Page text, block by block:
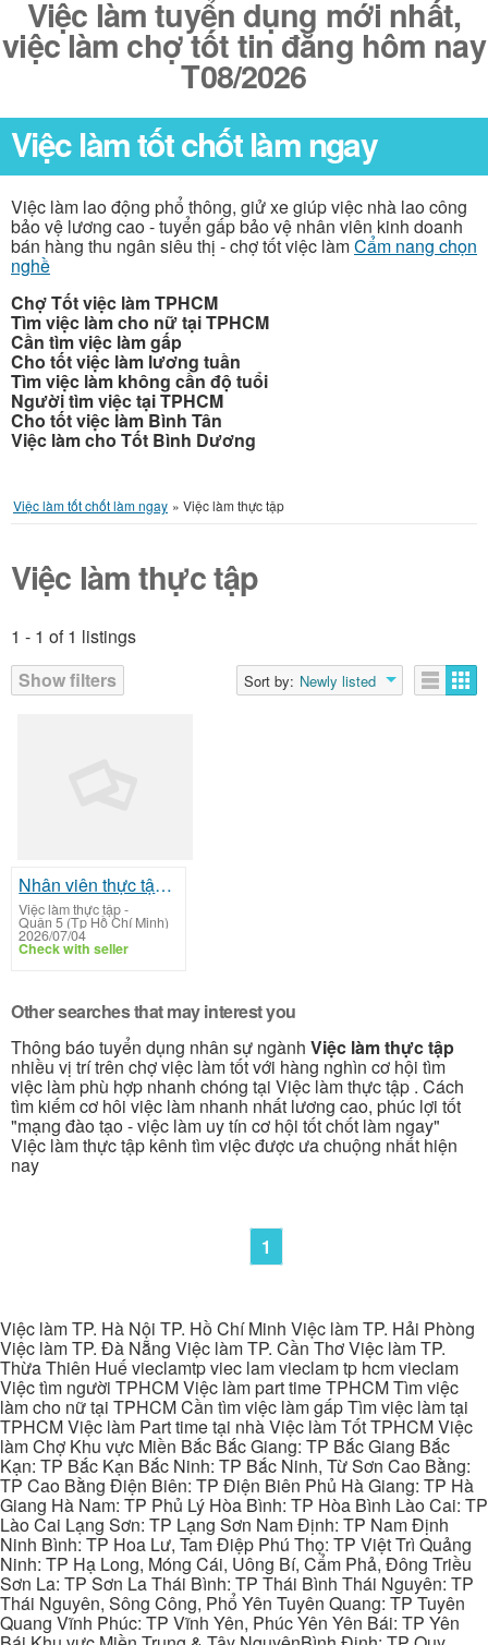
Việc làm tuyển dụng mới nhất,
việc làm chợ tốt tin đăng hôm nay
T08/2026
Việc làm tốt chốt làm ngay
Việc làm lao động phổ thông, giử xe giúp việc nhà lao công
bảo vệ lương cao - tuyển gấp bảo vệ nhân viên kinh doanh
bán hàng thu ngân siêu thị - chợ tốt việc làmCẩm nang chọn
nghề
Chợ Tốt việc làm TPHCM
Tìm việc làm cho nữ tại TPHCM
Cần tìm việc làm gấp
Cho tốt việc làm lương tuần
Tìm việc làm không cần độ tuổi
Người tìm việc tại TPHCM
Cho tốt việc làm Bình Tân
Việc làm cho Tốt Bình Dương
Việc làm tốt chốt làm ngay » Việc làm thực tập
Việc làm thực tập
1 - 1 of 1 listings
Show filters
Sort by: Newly listed
Listings
Nhân viên thực tập kinh doanh
Việc làm thực tập-
Quận 5 (Tp Hồ Chí Minh)
2026/07/04
Check with seller
Other searches that may interest you
Thông báo tuyển dụng nhân sự ngành Việc làm thực tập
nhiều vị trí trên chợ việc làm tốt với hàng nghìn cơ hội tìm
việc làm phù hợp nhanh chóng tại Việc làm thực tập . Cách
tìm kiếm cơ hôi việc làm nhanh nhất lương cao, phúc lợi tốt
"mạng đào tạo - việc làm uy tín cơ hội tốt chốt làm ngay"
Việc làm thực tập kênh tìm việc được ưa chuộng nhất hiện
nay
1
Việc làm TP. Hà Nội TP. Hồ Chí Minh Việc làm TP. Hải Phòng
Việc làm TP. Đà Nẵng Việc làm TP. Cần Thơ Việc làm TP.
Thừa Thiên Huế vieclamtp viec lam vieclam tp hcm vieclam
Việc tìm người TPHCM Việc làm part time TPHCM Tìm việc
làm cho nữ tại TPHCM Cần tìm việc làm gấp Tìm việc làm tại
TPHCM Việc làm Part time tại nhà Việc làm Tốt TPHCM Việc
làm Chợ Khu vực Miền Bắc Bắc Giang: TP Bắc Giang Bắc
Kạn: TP Bắc Kạn Bắc Ninh: TP Bắc Ninh, Từ Sơn Cao Bằng:
TP Cao Bằng Điện Biên: TP Điện Biên Phủ Hà Giang: TP Hà
Giang Hà Nam: TP Phủ Lý Hòa Bình: TP Hòa Bình Lào Cai: TP
Lào Cai Lạng Sơn: TP Lạng Sơn Nam Định: TP Nam Định
Ninh Bình: TP Hoa Lư, Tam Điệp Phú Thọ: TP Việt Trì Quảng
Ninh: TP Hạ Long, Móng Cái, Uông Bí, Cẩm Phả, Đông Triều
Sơn La: TP Sơn La Thái Bình: TP Thái Bình Thái Nguyên: TP
Thái Nguyên, Sông Công, Phổ Yên Tuyên Quang: TP Tuyên
Quang Vĩnh Phúc: TP Vĩnh Yên, Phúc Yên Yên Bái: TP Yên